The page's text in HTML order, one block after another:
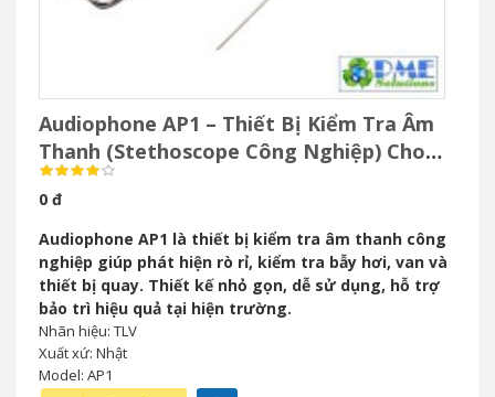
Audiophone AP1 – Thiết Bị Kiểm Tra Âm
Thanh (Stethoscope Công Nghiệp) Cho
Bảo Trì Công Nghiệp
0 đ
Audiophone AP1 là thiết bị kiểm tra âm thanh công
nghiệp giúp phát hiện rò rỉ, kiểm tra bẫy hơi, van và
thiết bị quay. Thiết kế nhỏ gọn, dễ sử dụng, hỗ trợ
bảo trì hiệu quả tại hiện trường.
Nhãn hiệu: TLV
Xuất xứ: Nhật
Model: AP1